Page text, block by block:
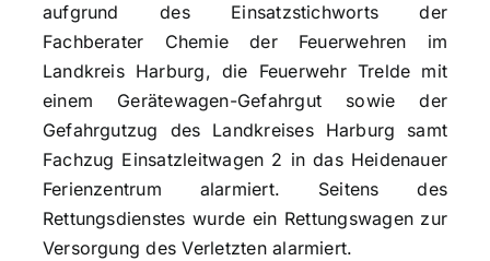
aufgrund des Einsatzstichworts der
Fachberater Chemie der Feuerwehren im
Landkreis Harburg, die Feuerwehr Trelde mit
einem Gerätewagen-Gefahrgut sowie der
Gefahrgutzug des Landkreises Harburg samt
Fachzug Einsatzleitwagen 2 in das Heidenauer
Ferienzentrum alarmiert. Seitens des
Rettungsdienstes wurde ein Rettungswagen zur
Versorgung des Verletzten alarmiert.